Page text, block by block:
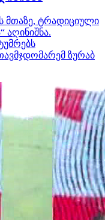
მთაზე, ტრადიციული
აღინიშნა.
ზურაბ